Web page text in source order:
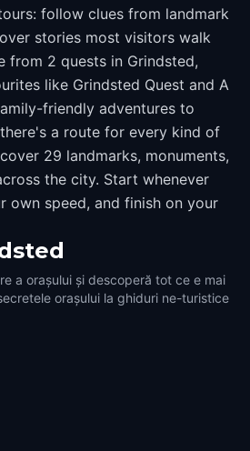
follow clues from landmark
stories most visitors walk
from 2 quests in Grindsted,
like Grindsted Quest and A
friendly adventures to
a route for every kind of
29 landmarks, monuments,
the city. Start whenever
own speed, and finish on your
a orașului și descoperă tot ce e mai
orașului la ghiduri ne-turistice